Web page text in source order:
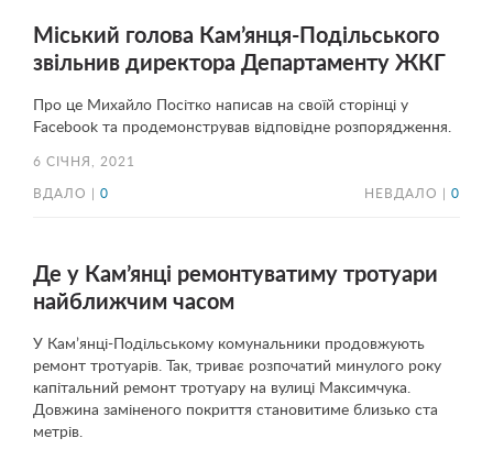
Міський голова Кам’янця-Подільського
звільнив директора Департаменту ЖКГ
Про це Михайло Посітко написав на своїй сторінці у
Facebook та продемонстрував відповідне розпорядження.
6 СІЧНЯ, 2021
ВДАЛО | 0 НЕВДАЛО | 0
Де у Кам’янці ремонтуватиму тротуари
найближчим часом
У Кам’янці-Подільському комунальники продовжують
ремонт тротуарів. Так, триває розпочатий минулого року
капітальний ремонт тротуару на вулиці Максимчука.
Довжина заміненого покриття становитиме близько ста
метрів.